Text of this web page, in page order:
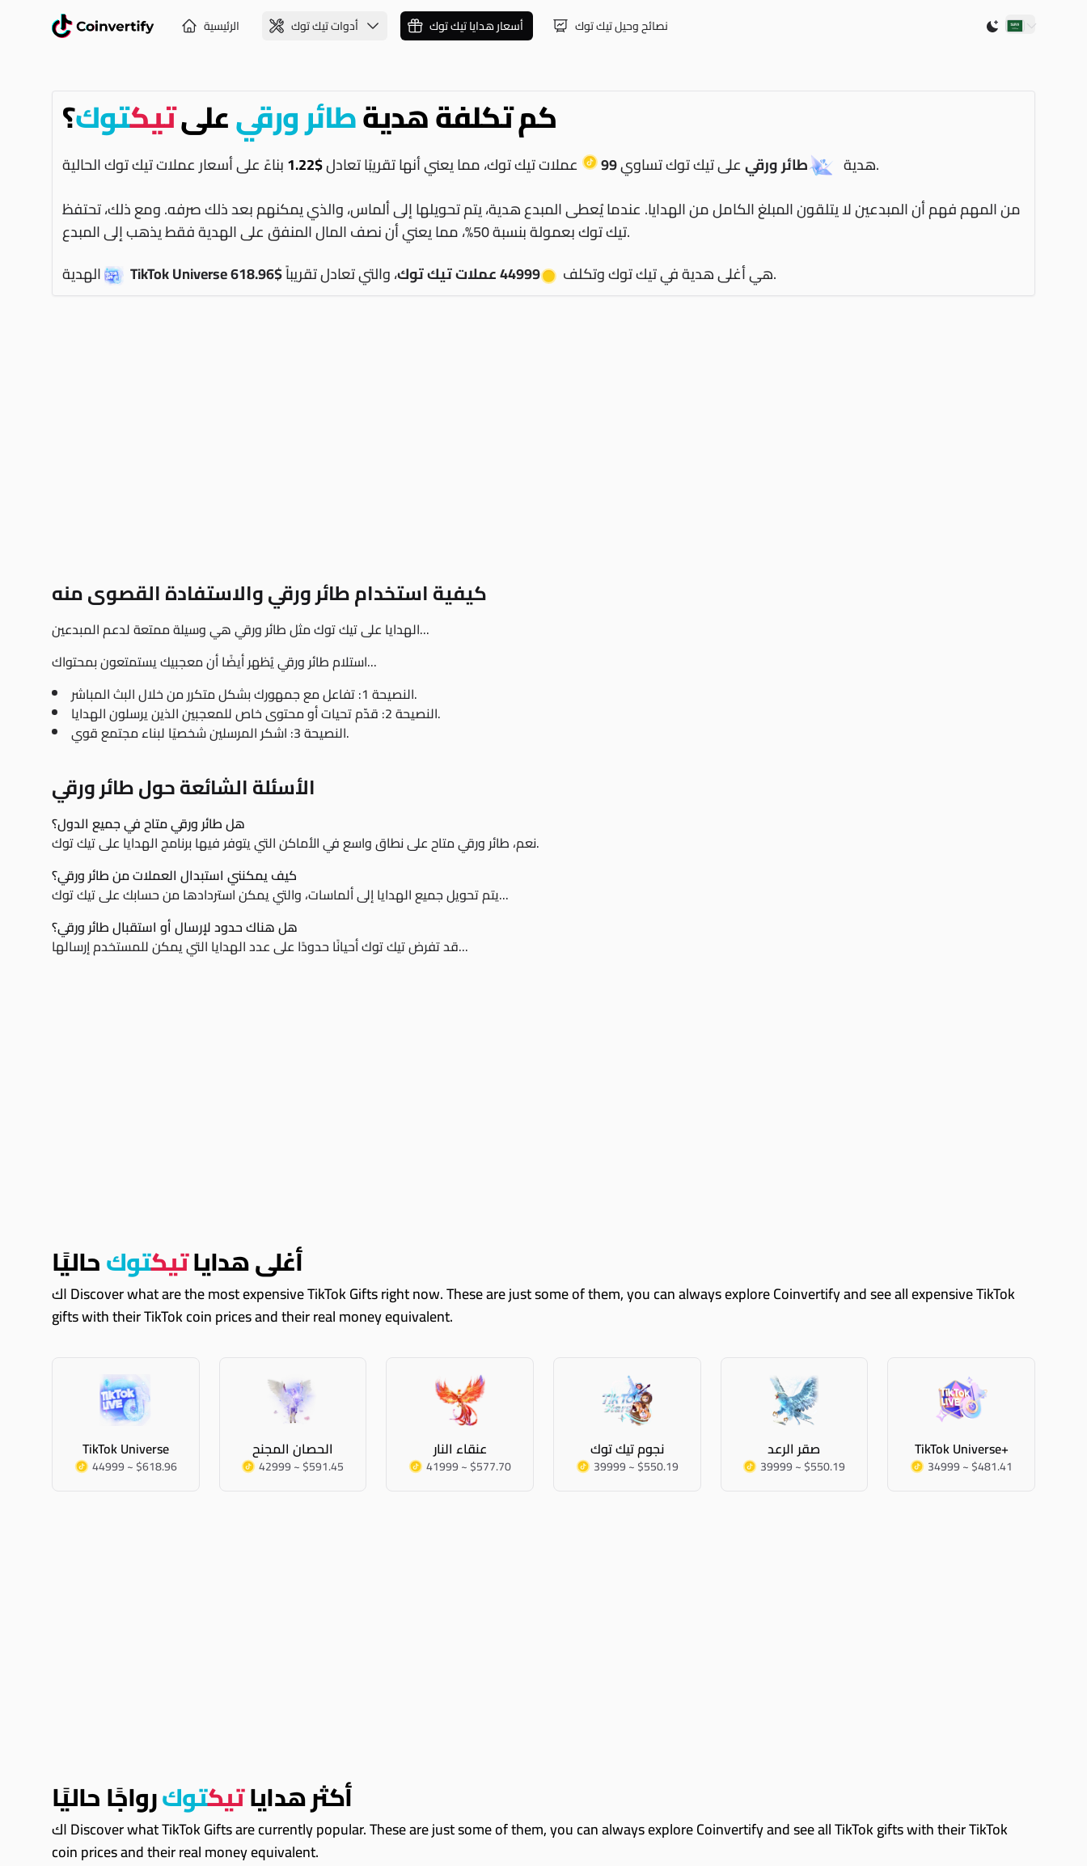
الرئيسية أدوات تيك توك أسعار هدايا تيك توك نصائح وحيل تيك توك Switch to light /
كم تكلفة هديةطائر ورقيعلىتيكتوك؟
هدية طائر ورقيعلى تيك توك تساوي99 عملات تيك توك، مما يعني أنها تقريبًا تعادل$1.22
بناءً على أسعار عملات تيك توك الحالية.
من المهم فهم أن المبدعين لا يتلقون المبلغ الكامل من الهدايا. عندما يُعطى المبدع هدية، يتم تحويلها إلى ألماس، والذي يمكنهم بعد ذلك صرفه. ومع ذلك، تحتفظ
تيك توك بعمولة بنسبة 50%، مما يعني أن نصف المال المنفق على الهدية فقط يذهب إلى المبدع.
TikTok Universe هي أغلى هدية في تيك توك وتكلف 44999 عملات تيك توك ، والتي تعادل تقريباً$618.96 .
كيفية استخدام طائر ورقي والاستفادة القصوى منه
الهدايا على تيك توك مثل طائر ورقي هي وسيلة ممتعة لدعم المبدعين...
استلام طائر ورقي يُظهر أيضًا أن معجبيك يستمتعون بمحتواك...
النصيحة 1: تفاعل مع جمهورك بشكل متكرر من خلال البث المباشر.
النصيحة 2: قدّم تحيات أو محتوى خاص للمعجبين الذين يرسلون الهدايا.
النصيحة 3: اشكر المرسلين شخصيًا لبناء مجتمع قوي.
الأسئلة الشائعة حول طائر ورقي
هل طائر ورقي متاح في جميع الدول؟
نعم، طائر ورقي متاح على نطاق واسع في الأماكن التي يتوفر فيها برنامج الهدايا على تيك توك.
كيف يمكنني استبدال العملات من طائر ورقي؟
يتم تحويل جميع الهدايا إلى ألماسات، والتي يمكن استردادها من حسابك على تيك توك...
هل هناك حدود لإرسال أو استقبال طائر ورقي؟
قد تفرض تيك توك أحيانًا حدودًا على عدد الهدايا التي يمكن للمستخدم إرسالها...
أغلى هداياتيكتوكحاليًا
اك Discover what are the most expensive TikTok Gifts right now. These are just some of them, you can always explore Coinvertify and see all expensive TikTok
gifts with their TikTok coin prices and their real money equivalent.
TikTok Universe
44999 ~ $618.96
الحصان المجنح
42999 ~ $591.45
عنقاء النار
41999 ~ $577.70
نجوم تيك توك
39999 ~ $550.19
صقر الرعد
39999 ~ $550.19
TikTok Universe+
34999 ~ $481.41
أكثر هداياتيكتوكرواجًا حاليًا
اك Discover what TikTok Gifts are currently popular. These are just some of them, you can always explore Coinvertify and see all TikTok gifts with their TikTok
coin prices and their real money equivalent.